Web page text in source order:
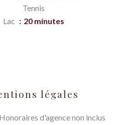
Tennis
Lac
20 minutes
légales
d'agence non inclus